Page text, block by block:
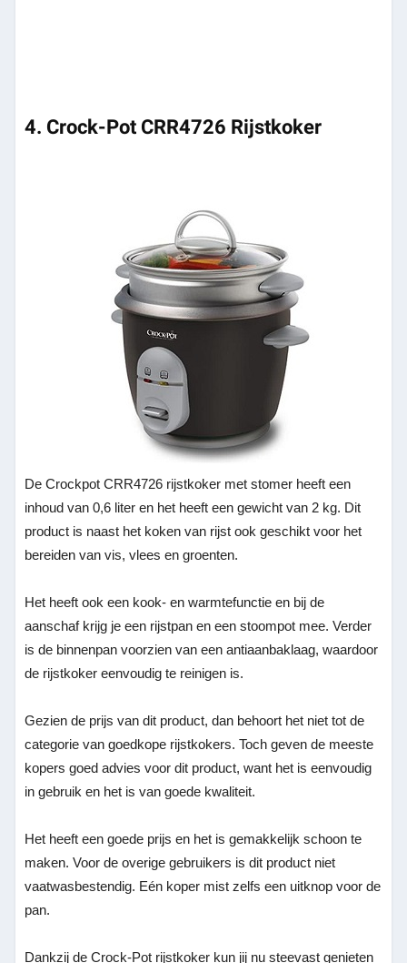
4. Crock-Pot CRR4726 Rijstkoker
De Crockpot CRR4726 rijstkoker met stomer heeft een
inhoud van 0,6 liter en het heeft een gewicht van 2 kg. Dit
product is naast het koken van rijst ook geschikt voor het
bereiden van vis, vlees en groenten.
Het heeft ook een kook- en warmtefunctie en bij de
aanschaf krijg je een rijstpan en een stoompot mee. Verder
is de binnenpan voorzien van een antiaanbaklaag, waardoor
de rijstkoker eenvoudig te reinigen is.
Gezien de prijs van dit product, dan behoort het niet tot de
categorie van goedkope rijstkokers. Toch geven de meeste
kopers goed advies voor dit product, want het is eenvoudig
in gebruik en het is van goede kwaliteit.
Het heeft een goede prijs en het is gemakkelijk schoon te
maken. Voor de overige gebruikers is dit product niet
vaatwasbestendig. Eén koper mist zelfs een uitknop voor de
pan.
Dankzij de Crock-Pot rijstkoker kun jij nu steevast genieten